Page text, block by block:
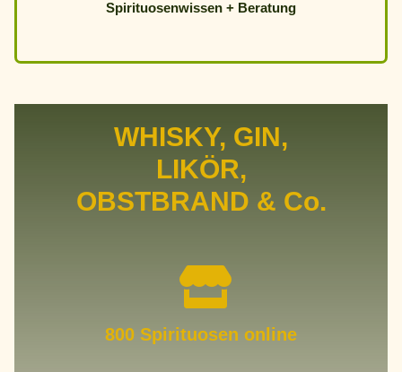
Spirituosenwissen + Beratung
WHISKY, GIN,
LIKÖR,
OBSTBRAND & Co.
800 Spirituosen online